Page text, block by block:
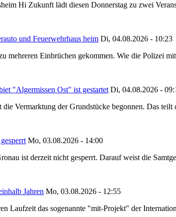
Hi Zukunft lädt diesen Donnerstag zu zwei
und Feuerwehrhaus heim Di, 04.08.2026 - 10:23
mehreren Einbrüchen gekommen. Wie die Polizei
"Algermissen Ost" ist gestartet Di, 04.08.2026 -
die Vermarktung der Grundstücke begonnen. Das
Mo, 03.08.2026 - 14:00
ist derzeit nicht gesperrt. Darauf weist die
Jahren Mo, 03.08.2026 - 12:55
Laufzeit das sogenannte "mit-Projekt" der